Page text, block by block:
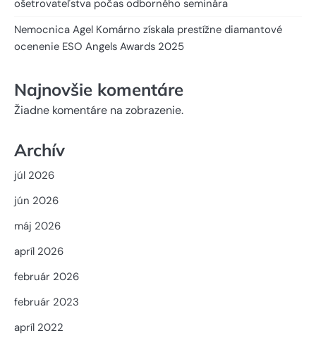
ošetrovateľstva počas odborného seminára
Nemocnica Agel Komárno získala prestížne diamantové
ocenenie ESO Angels Awards 2025
Najnovšie komentáre
Žiadne komentáre na zobrazenie.
Archív
júl 2026
jún 2026
máj 2026
apríl 2026
február 2026
február 2023
apríl 2022